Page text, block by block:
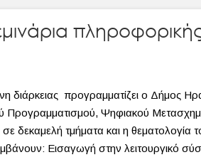
διάρκειας προγραμματίζει ο Δήμος
Προγραμματισμού, Ψηφιακού
δεκαμελή τμήματα και η θεματολογία
Εισαγωγή στην λειτουργικό